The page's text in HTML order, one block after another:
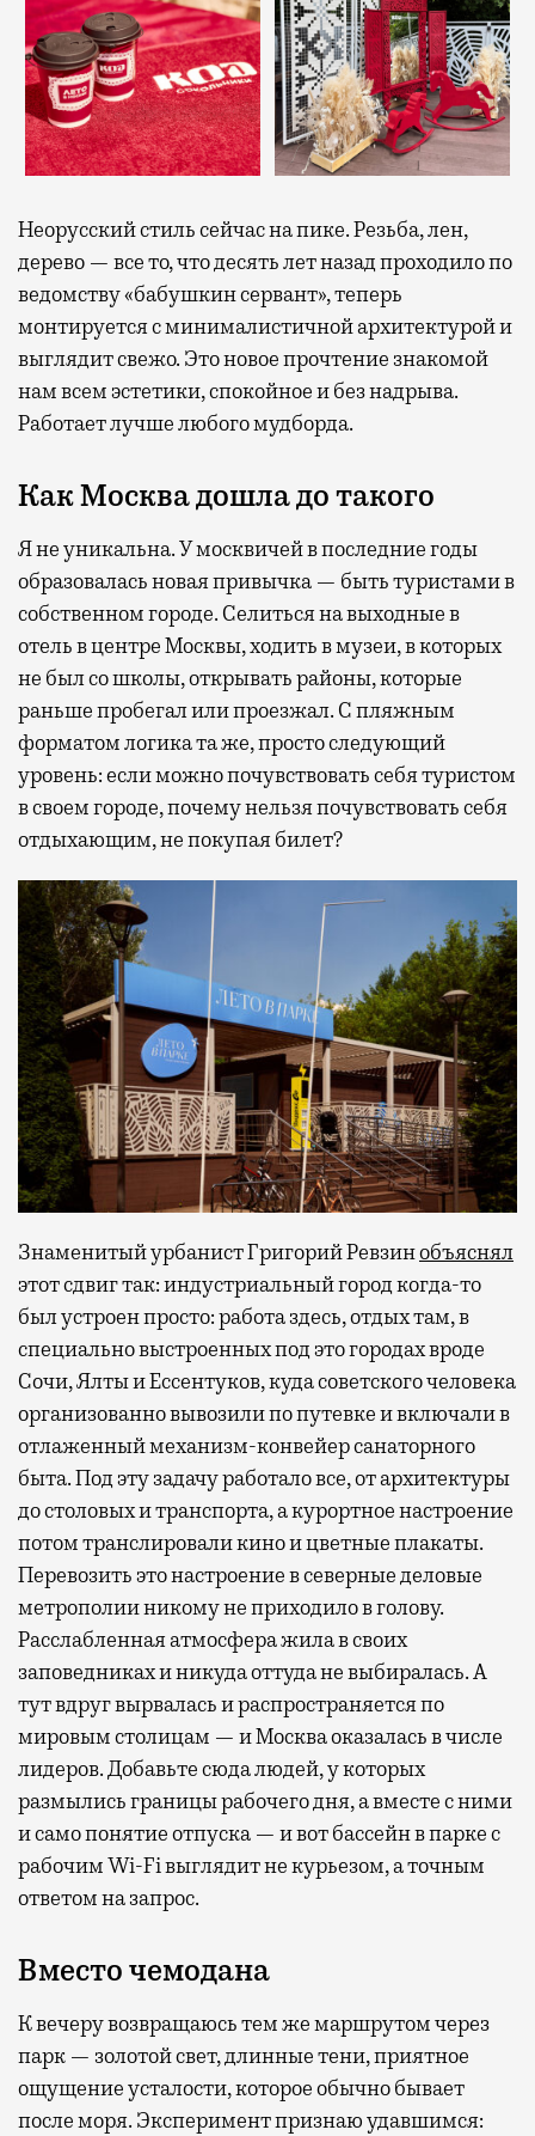
Неорусский стиль сейчас на пике. Резьба, лен,
дерево — все то, что десять лет назад проходило по
ведомству «бабушкин сервант», теперь
монтируется с минималистичной архитектурой и
выглядит свежо. Это новое прочтение знакомой
нам всем эстетики, спокойное и без надрыва.
Работает лучше любого мудборда.
Как Москва дошла до такого
Я не уникальна. У москвичей в последние годы
образовалась новая привычка — быть туристами в
собственном городе. Селиться на выходные в
отель в центре Москвы, ходить в музеи, в которых
не был со школы, открывать районы, которые
раньше пробегал или проезжал. С пляжным
форматом логика та же, просто следующий
уровень: если можно почувствовать себя туристом
в своем городе, почему нельзя почувствовать себя
отдыхающим, не покупая билет?
Знаменитый урбанист Григорий Ревзинобъяснял
этот сдвиг так: индустриальный город когда-то
был устроен просто: работа здесь, отдых там, в
специально выстроенных под это городах вроде
Сочи, Ялты и Ессентуков, куда советского человека
организованно вывозили по путевке и включали в
отлаженный механизм-конвейер санаторного
быта. Под эту задачу работало все, от архитектуры
до столовых и транспорта, а курортное настроение
потом транслировали кино и цветные плакаты.
Перевозить это настроение в северные деловые
метрополии никому не приходило в голову.
Расслабленная атмосфера жила в своих
заповедниках и никуда оттуда не выбиралась. А
тут вдруг вырвалась и распространяется по
мировым столицам — и Москва оказалась в числе
лидеров. Добавьте сюда людей, у которых
размылись границы рабочего дня, а вместе с ними
и само понятие отпуска — и вот бассейн в парке с
рабочим Wi-Fi выглядит не курьезом, а точным
ответом на запрос.
Вместо чемодана
К вечеру возвращаюсь тем же маршрутом через
парк — золотой свет, длинные тени, приятное
ощущение усталости, которое обычно бывает
после моря. Эксперимент признаю удавшимся: